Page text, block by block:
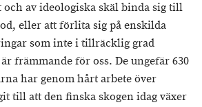
av ideologiska skäl binda sig till
eller att förlita sig på enskilda
som inte i tillräcklig grad
främmande för oss. De ungefär 630
har genom hårt arbete över
till att den finska skogen idag växer